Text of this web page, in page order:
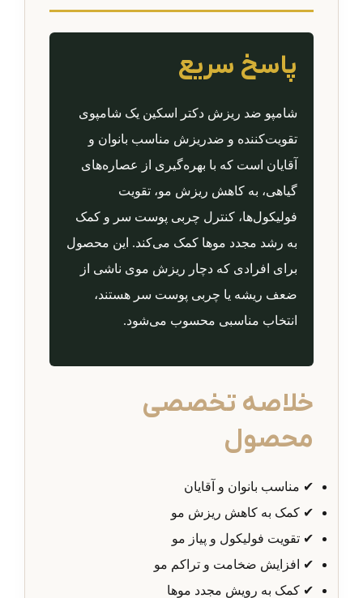
پاسخ سریع
شامپو ضد ریزش دکتر اسکین یک شامپوی
تقویت‌کننده و ضدریزش مناسب بانوان و
آقایان است که با بهره‌گیری از عصاره‌های
گیاهی، به کاهش ریزش مو، تقویت
فولیکول‌ها، کنترل چربی پوست سر و کمک
به رشد مجدد موها کمک می‌کند. این محصول
برای افرادی که دچار ریزش موی ناشی از
ضعف ریشه یا چربی پوست سر هستند،
انتخاب مناسبی محسوب می‌شود.
خلاصه تخصصی
محصول
✔ مناسب بانوان و آقایان
✔ کمک به کاهش ریزش مو
✔ تقویت فولیکول و پیاز مو
✔ افزایش ضخامت و تراکم مو
✔ کمک به رویش مجدد موها